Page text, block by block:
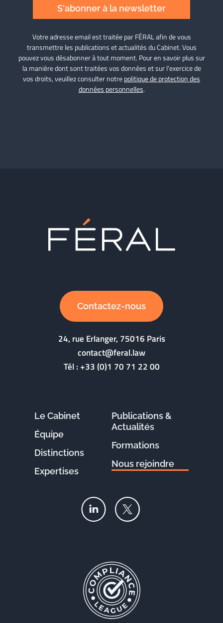
S'abonner à la newsletter
Votre adresse email est traitée par FÉRAL afin de vous
transmettre les publications et actualités du Cabinet. Vous
pouvez vous désabonner à tout moment. Pour en savoir plus sur
la manière dont sont traitées vos données et sur l’exercice de
vos droits, veuillez consulter notrepolitique de protection des
données personnelles.
Contactez-nous
24, rue Erlanger, 75016 Paris
contact@feral.law
Tél :+33 (0)1 70 71 22 00
Le Cabinet
Équipe
Distinctions
Expertises
Publications &
Actualités
Formations
Nous rejoindre